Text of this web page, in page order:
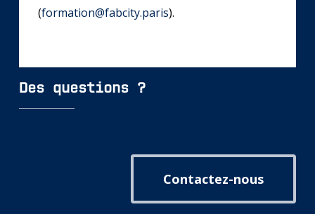
(formation@fabcity.paris).
Des questions ?
Contactez-nous